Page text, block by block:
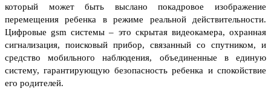
который может быть выслано покадровое изображение
перемещения ребенка в режиме реальной действительности.
Цифровые gsm системы – это скрытая видеокамера, охранная
сигнализация, поисковый прибор, связанный со спутником, и
средство мобильного наблюдения, объединенные в единую
систему, гарантирующую безопасность ребенка и спокойствие
его родителей.